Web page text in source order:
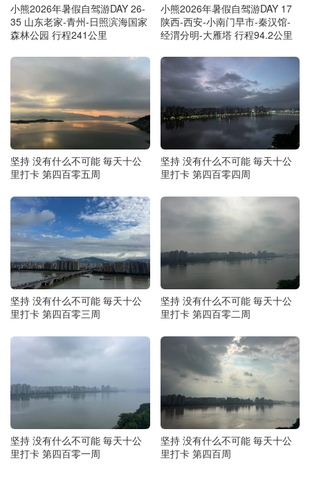
小熊2026年暑假自驾游DAY 26-
35 山东老家-青州-日照滨海国家
森林公园 行程241公里
小熊2026年暑假自驾游DAY 17
陕西-西安-小南门早市-秦汉馆-
经渭分明-大雁塔 行程94.2公里
坚持 没有什么不可能 毎天十公
里打卡 第四百零五周
坚持 没有什么不可能 毎天十公
里打卡 第四百零四周
坚持 没有什么不可能 毎天十公
里打卡 第四百零三周
坚持 没有什么不可能 毎天十公
里打卡 第四百零二周
坚持 没有什么不可能 毎天十公
里打卡 第四百零一周
坚持 没有什么不可能 毎天十公
里打卡 第四百周